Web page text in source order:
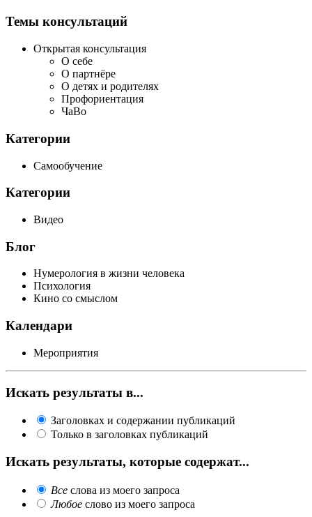
Темы консультаций
Открытая консультация
О себе
О партнёре
О детях и родителях
Профориентация
ЧаВо
Категории
Самообучение
Категории
Видео
Блог
Нумерология в жизни человека
Психология
Кино со смыслом
Календари
Мероприятия
Искать результаты в...
Заголовках и содержании публикаций
Только в заголовках публикаций
Искать результаты, которые содержат...
Все слова из моего запроса
Любое слово из моего запроса